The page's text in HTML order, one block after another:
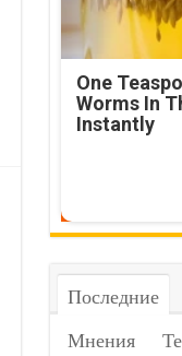
One
Worms In
Instantly
Последние
Мнения